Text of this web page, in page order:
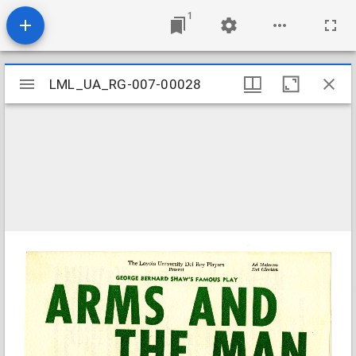
1
Mirador
viewer
LML_UA_RG-007-00028
LML_UA_RG-007-00028